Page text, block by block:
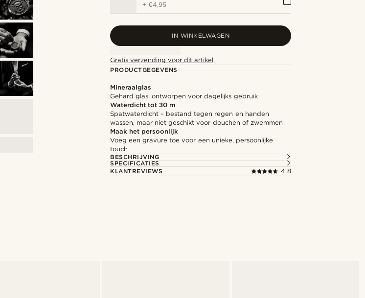
+€4,95
IN WINKELWAGEN
Gratis verzending voor dit artikel
PRODUCTGEGEVENS
Mineraalglas
Gehard glas, ontworpen voor dagelijks gebruik
Waterdicht tot 30 m
Spatwaterdicht – bestand tegen regen en handen
wassen, maar niet geschikt voor douchen of zwemmen
Maak het persoonlijk
Voeg een gravure toe voor een unieke, persoonlijke
touch
BESCHRIJVING
SPECIFICATIES
KLANTREVIEWS
4.8